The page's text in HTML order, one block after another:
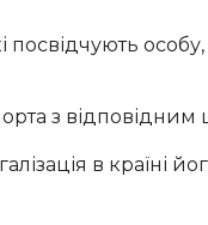
посвідчують
з
в країні